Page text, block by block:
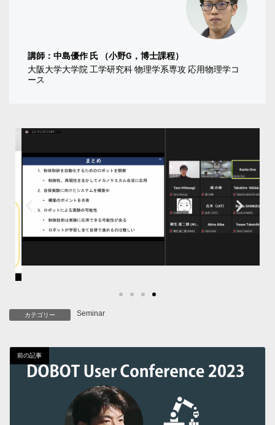
講師：中島優作 氏 （小野G，博士課程）
大阪大学大学院 工学研究科 物理学系専攻 応用物理学コ
ース
カテゴリー Seminar
前の記事